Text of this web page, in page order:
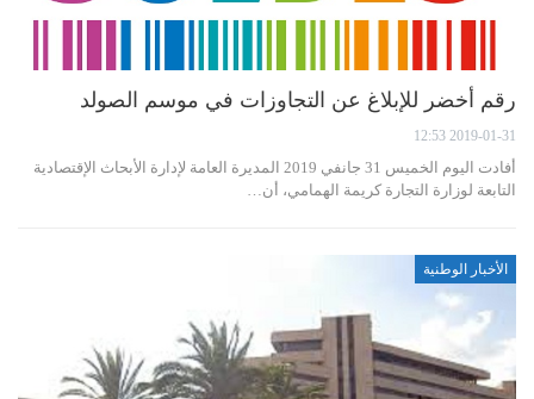
رقم أخضر للإبلاغ عن التجاوزات في موسم الصولد
2019-01-31 12:53
أفادت اليوم الخميس 31 جانفي 2019 المديرة العامة لإدارة الأبحاث الإقتصادية
التابعة لوزارة التجارة كريمة الهمامي، أن…
الأخبار الوطنية